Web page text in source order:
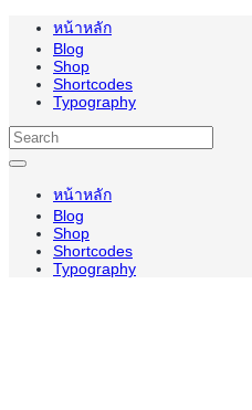
หน้าหลัก
Blog
Shop
Shortcodes
Typography
หน้าหลัก
Blog
Shop
Shortcodes
Typography